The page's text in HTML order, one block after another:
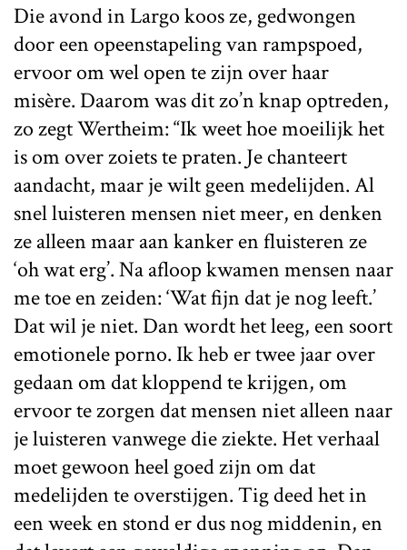
Die avond in Largo koos ze, gedwongen
door een opeenstapeling van rampspoed,
ervoor om wel open te zijn over haar
misère. Daarom was dit zo’n knap optreden,
zo zegt Wertheim: “Ik weet hoe moeilijk het
is om over zoiets te praten. Je chanteert
aandacht, maar je wilt geen medelijden. Al
snel luisteren mensen niet meer, en denken
ze alleen maar aan kanker en fluisteren ze
‘oh wat erg’. Na afloop kwamen mensen naar
me toe en zeiden: ‘Wat fijn dat je nog leeft.’
Dat wil je niet. Dan wordt het leeg, een soort
emotionele porno. Ik heb er twee jaar over
gedaan om dat kloppend te krijgen, om
ervoor te zorgen dat mensen niet alleen naar
je luisteren vanwege die ziekte. Het verhaal
moet gewoon heel goed zijn om dat
medelijden te overstijgen. Tig deed het in
een week en stond er dus nog middenin, en